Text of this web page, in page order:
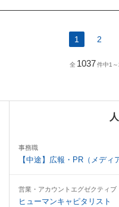
1 2
全 1037件中1～
事務職
【中途】広報・PR（メディ
営業・アカウントエグゼクティブ
ヒューマンキャピタリスト